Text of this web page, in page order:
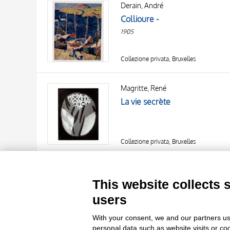
AUTHOR
OBJECT
LOCATION
DATE
20 RESULTS
Derain, André
Collioure -
1905
Collezione privata, Bruxelles
Magritte, René
La vie secrète
Collezione privata, Bruxelles
TITLE
AUTHOR
OBJECT
LOCATION
DATE
20 RESULTS
Le immagini e le foto presenti in questo sito sono soggette alle
delle istituzioni che ne sono
This website collects
users
With your consent, we and our partners
personal data such as website visits or